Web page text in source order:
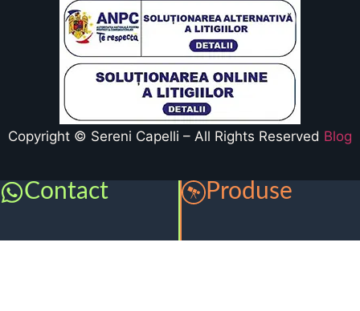
Copyright © Sereni Capelli – All Rights Reserved Blog
Contact Produse